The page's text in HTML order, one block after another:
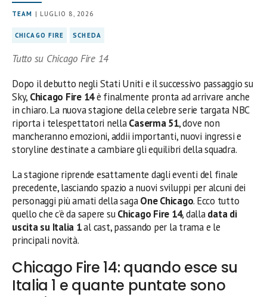
TEAM | LUGLIO 8, 2026
CHICAGO FIRE SCHEDA
Tutto su Chicago Fire 14
Dopo il debutto negli Stati Uniti e il successivo passaggio su
Sky, Chicago Fire 14è finalmente pronta ad arrivare anche
in chiaro. La nuova stagione della celebre serie targata NBC
riporta i telespettatori nellaCaserma 51, dove non
mancheranno emozioni, addii importanti, nuovi ingressi e
storyline destinate a cambiare gli equilibri della squadra.
La stagione riprende esattamente dagli eventi del finale
precedente, lasciando spazio a nuovi sviluppi per alcuni dei
personaggi più amati della sagaOne Chicago. Ecco tutto
quello che c’è da sapere suChicago Fire 14, dalladata di
uscita su Italia 1al cast, passando per la trama e le
principali novità.
Chicago Fire 14: quando esce su
Italia 1 e quante puntate sono